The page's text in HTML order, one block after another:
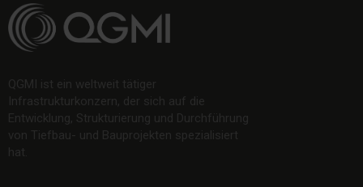
QGMI ist ein weltweit tätiger
Infrastrukturkonzern, der sich auf die
Entwicklung, Strukturierung und Durchführung
von Tiefbau- und Bauprojekten spezialisiert
hat.